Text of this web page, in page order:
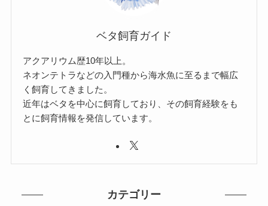
ベタ飼育ガイド
アクアリウム歴10年以上。
ネオンテトラなどの入門種から海水魚に至るまで幅広
く飼育してきました。
近年はベタを中心に飼育しており、その飼育経験をも
とに飼育情報を発信しています。
カテゴリー